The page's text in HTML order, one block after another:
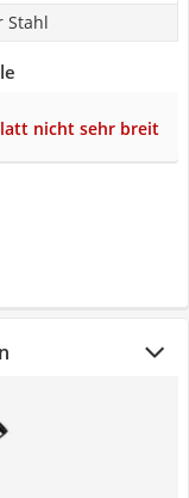
Stahl
nicht sehr breit